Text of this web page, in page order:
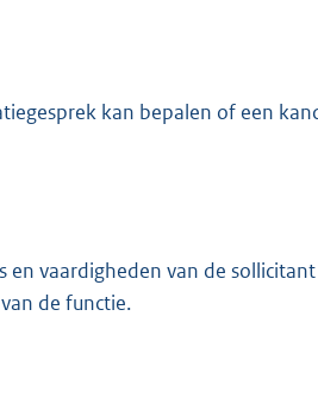
kan bepalen of een
vaardigheden van de
de functie.